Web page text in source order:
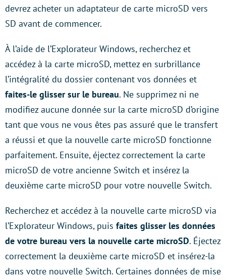
devrez acheter un adaptateur de carte microSD vers
SD avant de commencer.
À l’aide de l’Explorateur Windows, recherchez et
accédez à la carte microSD, mettez en surbrillance
l’intégralité du dossier contenant vos données et
faites-le glisser sur le bureau. Ne supprimez ni ne
modifiez aucune donnée sur la carte microSD d’origine
tant que vous ne vous êtes pas assuré que le transfert
a réussi et que la nouvelle carte microSD fonctionne
parfaitement. Ensuite, éjectez correctement la carte
microSD de votre ancienne Switch et insérez la
deuxième carte microSD pour votre nouvelle Switch.
Recherchez et accédez à la nouvelle carte microSD via
l’Explorateur Windows, puis faites glisser les données
de votre bureau vers la nouvelle carte microSD. Éjectez
correctement la deuxième carte microSD et insérez-la
dans votre nouvelle Switch. Certaines données de mise